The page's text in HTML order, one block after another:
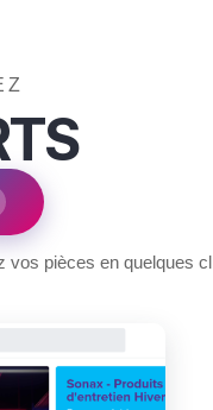
vos pièces en quelques